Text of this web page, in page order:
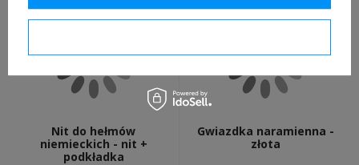
Nit do hełmów
niemieckich - nit +
podkładka
Gwiazdka naramienna -
złota